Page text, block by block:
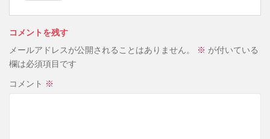
コメントを残す
メールアドレスが公開されることはありません。
※ が付いている
欄は必須項目です
コメント ※